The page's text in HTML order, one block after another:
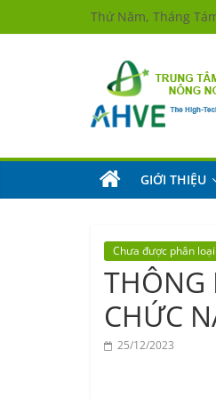
to
Thứ Năm, Tháng
Trung
tâm
Giáo
nghề
nghiệp
Nông
nghệ
cao
The
Tech
Agriculture
GIỚI THIỆU
Chưa được phân loại
THÔNG
CHỨC
25/12/2023